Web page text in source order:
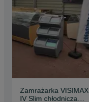
Zamrażarka VISIMAX
IV Slim chłodnicza